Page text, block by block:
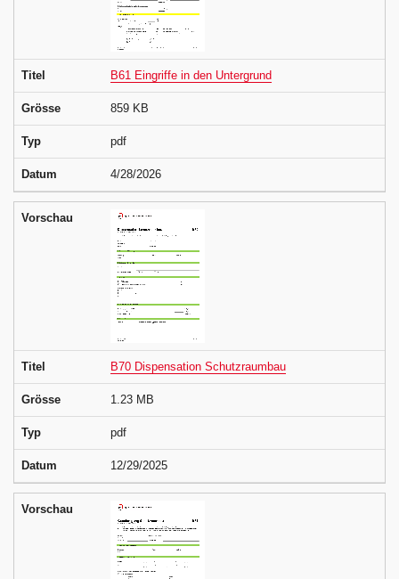
Titel B61 Eingriffe in den Untergrund
Grösse 859 KB
Typ pdf
Datum 4/28/2026
Vorschau
Titel B70 Dispensation Schutzraumbau
Grösse 1.23 MB
Typ pdf
Datum 12/29/2025
Vorschau